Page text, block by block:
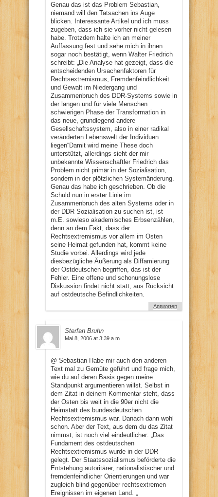
Genau das ist das Problem Sebastian,
niemand will den Tatsachen ins Auge
blicken. Interessante Artikel und ich muss
zugeben, dass ich sie vorher nicht gelesen
habe. Trotzdem halte ich an meiner
Auffassung fest und sehe mich in ihnen
sogar noch bestätigt, wenn Walter Friedrich
schreibt: „Die Analyse hat gezeigt, dass die
entscheidenden Ursachenfaktoren für
Rechtsextremismus, Fremdenfeindlichkeit
und Gewalt im Niedergang und
Zusammenbruch des DDR-Systems sowie in
der langen und für viele Menschen
schwierigen Phase der Transformation in
das neue, grundlegend andere
Gesellschaftssystem, also in einer radikal
veränderten Lebenswelt der Individuen
liegen“Damit wird meine These doch
unterstützt, allerdings sieht der mir
unbekannte Wissenschaftler Friedrich das
Problem nicht primär in der Sozialisation,
sondern in der plötzlichen Systemänderung.
Genau das habe ich geschrieben. Ob die
Schuld nun in erster Linie im
Zusammenbruch des alten Systems oder in
der DDR-Sozialisation zu suchen ist, ist
m.E. sowieso akademisches Erbsenzählen,
denn an dem Fakt, dass der
Rechtsextremismus vor allem im Osten
seine Heimat gefunden hat, kommt keine
Studie vorbei. Allerdings wird jede
diesbezügliche Äußerung als Diffamierung
der Ostdeutschen begriffen, das ist der
Fehler. Eine offene und schonungslose
Diskussion findet nicht statt, aus Rücksicht
auf ostdeutsche Befindlichkeiten.
Antworten
Sterfan Bruhn
Mai 8, 2006 at 3:39 a.m.
@ Sebastian Habe mir auch den anderen
Text mal zu Gemüte geführt und frage mich,
wie du auf deren Basis gegen meine
Standpunkt argumentieren willst. Selbst in
dem Zitat in deinem Kommentar steht, dass
der Osten bis weit in die 90er nicht die
Heimstatt des bundesdeutschen
Rechtsextremismus war. Danach dann wohl
schon. Aber der Text, aus dem du das Zitat
nimmst, ist noch viel eindeutlicher: „Das
Fundament des ostdeutschen
Rechtsextremismus wurde in der DDR
gelegt. Der Staatssozialismus beförderte die
Entstehung autoritärer, nationalistischer und
fremdenfeindlicher Orientierungen und war
zugleich blind gegenüber rechtsextremen
Ereignissen im eigenen Land. „